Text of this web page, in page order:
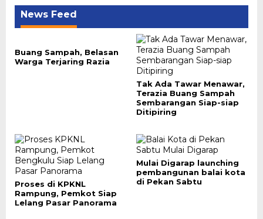
News Feed
Buang Sampah, Belasan
Warga Terjaring Razia
Tak Ada Tawar Menawar,
Terazia Buang Sampah
Sembarangan Siap-siap
Ditipiring
Proses di KPKNL
Rampung, Pemkot Siap
Lelang Pasar Panorama
Mulai Digarap launching
pembangunan balai kota
di Pekan Sabtu